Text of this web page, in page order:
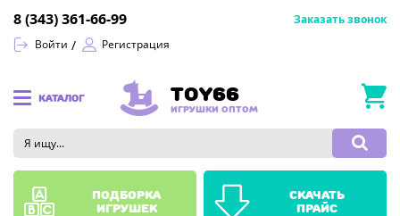
Войти Регистрация
8 (343) 361-66-99 Заказать звонок
КАТАЛОГ TOY66
ИГРУШКИ ОПТОМ
подборка
игрушек
скачать
прайс